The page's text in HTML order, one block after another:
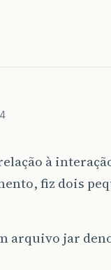
à
fiz dois
arquivo jar